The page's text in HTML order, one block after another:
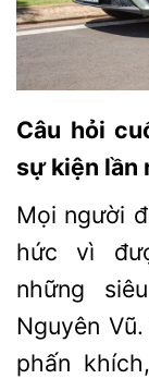
Câu hỏi
sự kiện lần
Mọi người
hức vì
những
Nguyên
phấn